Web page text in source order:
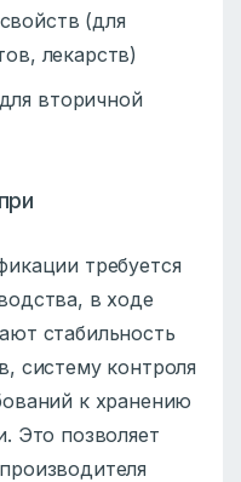
(для
лекарств)
вторичной
требуется
в ходе
стабильность
систему контроля
к хранению
Это позволяет